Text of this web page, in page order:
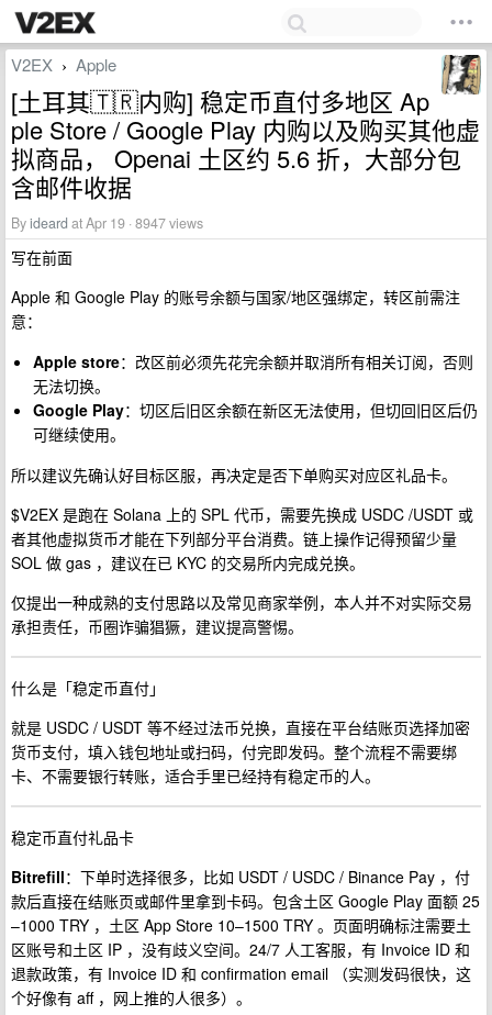
V2EX › Apple
[土耳其🇹🇷内购] 稳定币直付多地区 Ap
ple Store / Google Play 内购以及购买其他虚
拟商品， Openai 土区约 5.6 折，大部分包
含邮件收据
Byideard at Apr 19 · 8947 views
写在前面
Apple 和 Google Play 的账号余额与国家/地区强绑定，转区前需注
意：
Apple store：改区前必须先花完余额并取消所有相关订阅，否则
无法切换。
Google Play：切区后旧区余额在新区无法使用，但切回旧区后仍
可继续使用。
所以建议先确认好目标区服，再决定是否下单购买对应区礼品卡。
$V2EX 是跑在 Solana 上的 SPL 代币，需要先换成 USDC /USDT 或
者其他虚拟货币才能在下列部分平台消费。链上操作记得预留少量
SOL 做 gas ，建议在已 KYC 的交易所内完成兑换。
仅提出一种成熟的支付思路以及常见商家举例，本人并不对实际交易
承担责任，币圈诈骗猖獗，建议提高警惕。
什么是「稳定币直付」
就是 USDC / USDT 等不经过法币兑换，直接在平台结账页选择加密
货币支付，填入钱包地址或扫码，付完即发码。整个流程不需要绑
卡、不需要银行转账，适合手里已经持有稳定币的人。
稳定币直付礼品卡
Bitrefill：下单时选择很多，比如 USDT / USDC / Binance Pay ，付
款后直接在结账页或邮件里拿到卡码。包含土区 Google Play 面额 25
–1000 TRY ，土区 App Store 10–1500 TRY 。页面明确标注需要土
区账号和土区 IP ，没有歧义空间。24/7 人工客服，有 Invoice ID 和
退款政策，有 Invoice ID 和 confirmation email （实测发码很快，这
个好像有 aff ，网上推的人很多）。